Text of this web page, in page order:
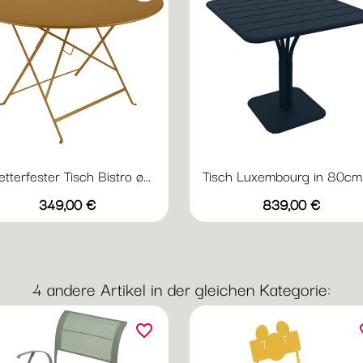
Tisch Bistro ø...
Preis
349,00 €
Vorschau
AbyssblauAcapulcoblau
Anthrazit
Chili Gewittergrau
Tisch Luxembourg in 80cm
Preis
839,00 €
Vorschau
AbyssblauAcapulcoblau
Anthrazit
Chili
4 andere Artikel in der gleichen Kategorie:
favorite_border